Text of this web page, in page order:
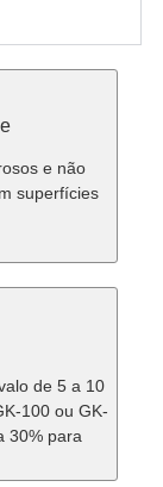
e não
superfícies
de 5 a 10
100 ou GK-
30% para